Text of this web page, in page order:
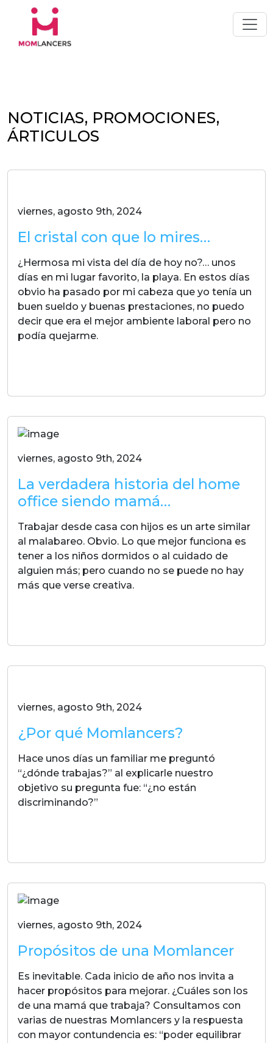
NOTICIAS, PROMOCIONES,
ÁRTICULOS
viernes, agosto 9th, 2024
El cristal con que lo mires…
¿Hermosa mi vista del día de hoy no?… unos
días en mi lugar favorito, la playa. En estos días
obvio ha pasado por mi cabeza que yo tenía un
buen sueldo y buenas prestaciones, no puedo
decir que era el mejor ambiente laboral pero no
podía quejarme.
viernes, agosto 9th, 2024
La verdadera historia del home
office siendo mamá…
Trabajar desde casa con hijos es un arte similar
al malabareo. Obvio. Lo que mejor funciona es
tener a los niños dormidos o al cuidado de
alguien más; pero cuando no se puede no hay
más que verse creativa.
viernes, agosto 9th, 2024
¿Por qué Momlancers?
Hace unos días un familiar me preguntó
“¿dónde trabajas?” al explicarle nuestro
objetivo su pregunta fue: “¿no están
discriminando?”
viernes, agosto 9th, 2024
Propósitos de una Momlancer
Es inevitable. Cada inicio de año nos invita a
hacer propósitos para mejorar. ¿Cuáles son los
de una mamá que trabaja? Consultamos con
varias de nuestras Momlancers y la respuesta
con mayor contundencia es: “poder equilibrar